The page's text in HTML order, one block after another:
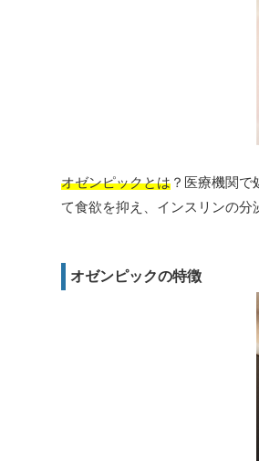
オゼンピックとは ？医療機関
て食欲を抑え、インスリンの分
オゼンピックの特徴